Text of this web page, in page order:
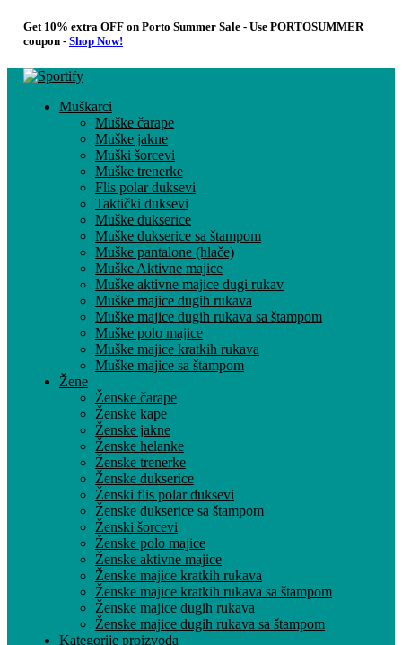
Get 10% extra OFF on Porto Summer Sale - Use PORTOSUMMER
coupon - Shop Now!
Muškarci
Muške čarape
Muške jakne
Muški šorcevi
Muške trenerke
Flis polar duksevi
Taktički duksevi
Muške dukserice
Muške dukserice sa štampom
Muške pantalone (hlače)
Muške Aktivne majice
Muške aktivne majice dugi rukav
Muške majice dugih rukava
Muške majice dugih rukava sa štampom
Muške polo majice
Muške majice kratkih rukava
Muške majice sa štampom
Žene
Ženske čarape
Ženske kape
Ženske jakne
Ženske helanke
Ženske trenerke
Ženske dukserice
Ženski flis polar duksevi
Ženske dukserice sa štampom
Ženski šorcevi
Ženske polo majice
Ženske aktivne majice
Ženske majice kratkih rukava
Ženske majice kratkih rukava sa štampom
Ženske majice dugih rukava
Ženske majice dugih rukava sa štampom
Kategorije proizvoda